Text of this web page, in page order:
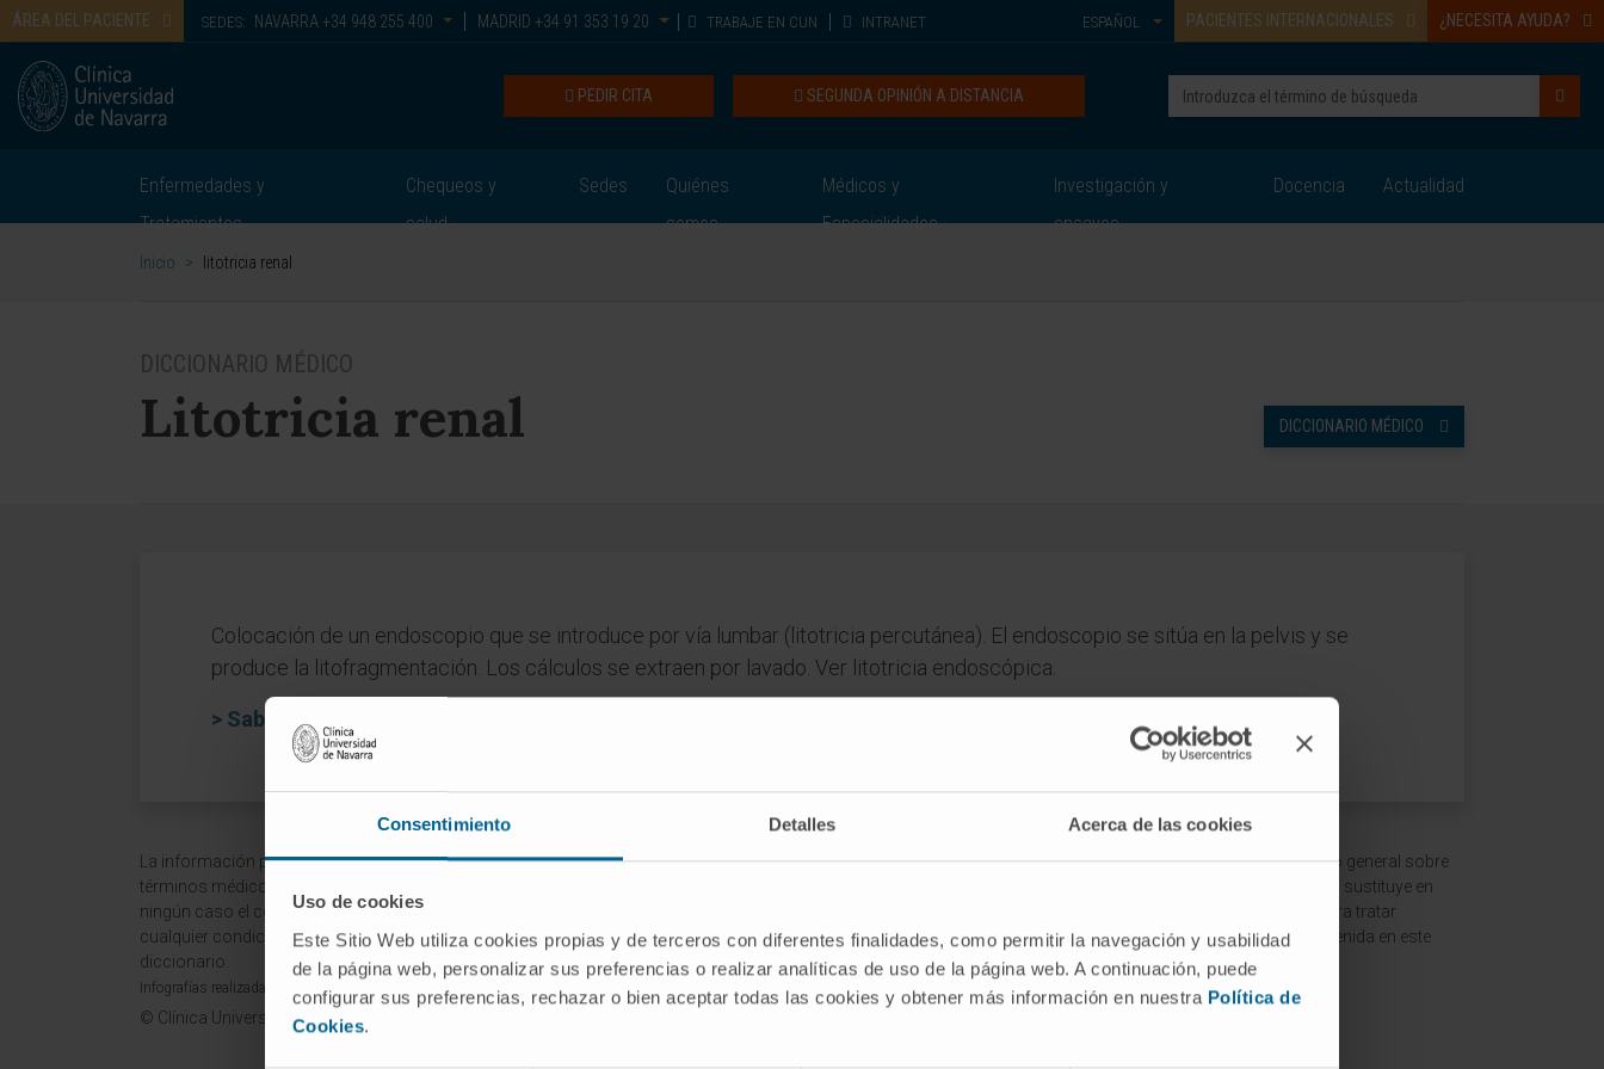
Consentimiento Detalles Acerca de las cookies
Uso de cookies
Este Sitio Web utiliza cookies propias y de terceros con diferentes finalidades, como permitir la navegación y usabilidad
de la página web, personalizar sus preferencias o realizar analíticas de uso de la página web. A continuación, puede
configurar sus preferencias, rechazar o bien aceptar todas las cookies y obtener más información en nuestra Política de
Cookies.
ÁREA DEL PACIENTE SEDES: NAVARRA +34 948 255 400 MADRID +34 91 353 19 20 TRABAJE EN CUN INTRANET PACIENTES INTERNACIONALES ¿NECESITA AYUDA?
ESPAÑOL
SEGUNDA OPINIÓN A DISTANCIA
PEDIR CITA
Enfermedades y
Tratamientos
Chequeos y
salud
Sedes
Quiénes
somos
Médicos y
Especialidades
Investigación y
ensayos
Docencia Actualidad
Inicio > litotricia renal
DICCIONARIO MÉDICO
Litotricia renal DICCIONARIO MÉDICO
Colocación de un endoscopio que se introduce por vía lumbar (litotricia percutánea). El endoscopio se sitúa en la pelvis y se
produce la litofragmentación. Los cálculos se extraen por lavado. Ver litotricia endoscópica.
> Saber más sobre la litotricia
La información proporcionada en este Diccionario Médico de la Clínica Universidad de Navarra tiene como objetivo principal ofrecer un contexto y entendimiento general sobre
términos médicos y no debe ser utilizada como fuente única para tomar decisiones relacionadas con la salud. Esta información es meramente informativa y no sustituye en
ningún caso el consejo, diagnóstico, tratamiento o recomendaciones de profesionales de la salud. Siempre es esencial consultar a un médico o especialista para tratar
cualquier condición o síntoma médico. La Clínica Universidad de Navarra no se responsabiliza por el uso inapropiado o la interpretación de la información contenida en este
diccionario.
Infografías realizadas con https://BioRender.com
© Clínica Universidad de Navarra 2026